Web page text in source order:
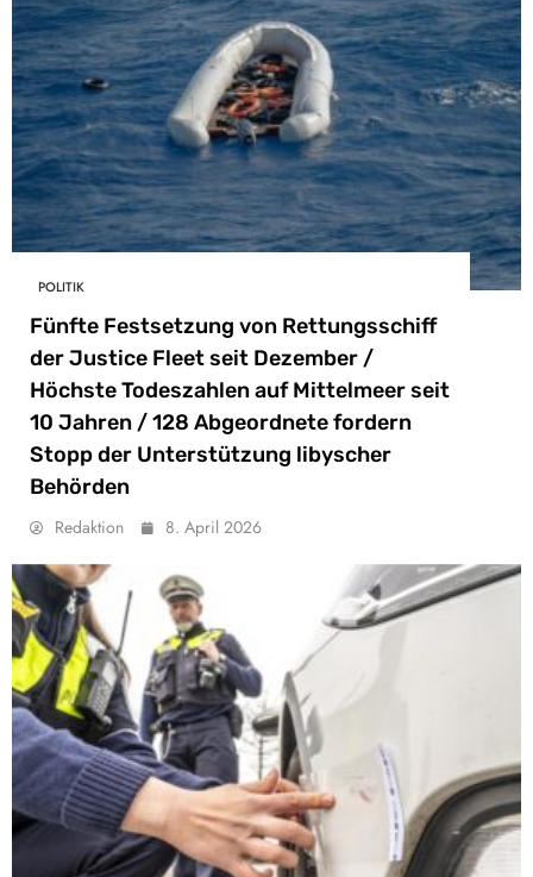
POLITIK
Fünfte Festsetzung von Rettungsschiff
der Justice Fleet seit Dezember /
Höchste Todeszahlen auf Mittelmeer seit
10 Jahren / 128 Abgeordnete fordern
Stopp der Unterstützung libyscher
Behörden
Redaktion 8. April 2026